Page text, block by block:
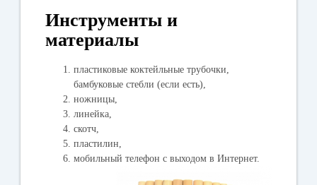
Инструменты и
материалы
пластиковые коктейльные трубочки,
бамбуковые стебли (если есть),
ножницы,
линейка,
скотч,
пластилин,
мобильный телефон с выходом в Интернет.